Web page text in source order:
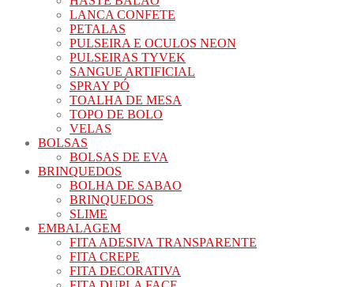
LANCA CONFETE
PETALAS
PULSEIRA E OCULOS NEON
PULSEIRAS TYVEK
SANGUE ARTIFICIAL
SPRAY PÓ
TOALHA DE MESA
TOPO DE BOLO
VELAS
BOLSAS
BOLSAS DE EVA
BRINQUEDOS
BOLHA DE SABAO
BRINQUEDOS
SLIME
EMBALAGEM
FITA ADESIVA TRANSPARENTE
FITA CREPE
FITA DECORATIVA